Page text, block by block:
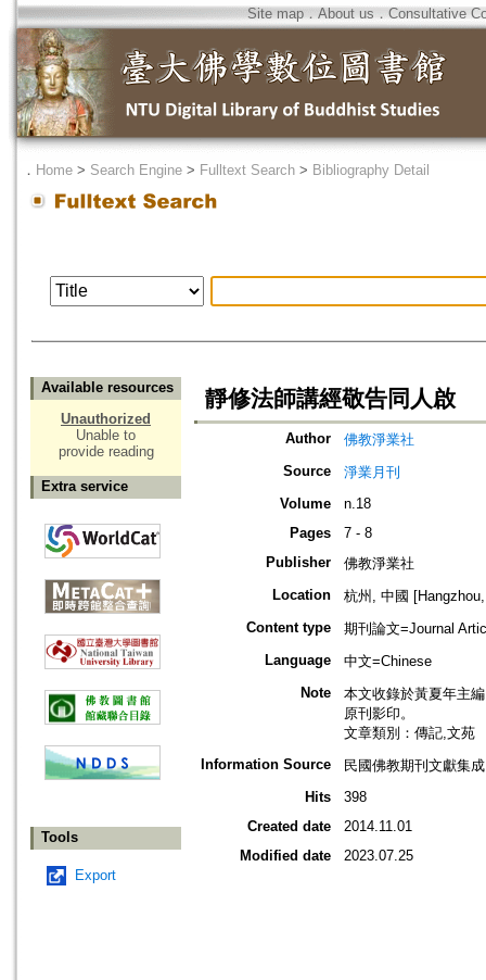
Site map．About us ． Consultative
． Home > Search Engine > Fulltext Search > Bibliography Detail
Available resources
Unauthorized
Unable to
provide reading
Extra service
Tools
Export
靜修法師講經敬告同人啟
Author
佛教淨業社
Source
淨業月刊
Volume
n.18
Pages
7 - 8
Publisher
佛教淨業社
Location
杭州, 中國
Content type
期刊論文=Journal
Language
中文=Chinese
Note
本文收錄於黃夏年主
原刊影印。
文章類別：傳記,文苑
Information Source
民國佛教期刊文獻集
Hits
398
Created date
2014.11.01
Modified date
2023.07.25